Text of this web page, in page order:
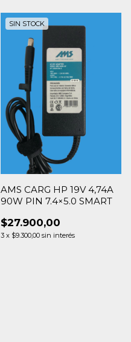
SIN STOCK
AMS CARG HP 19V 4,74A
90W PIN 7.4×5.0 SMART
$27.900,00
3 x $9.300,00 sin interés